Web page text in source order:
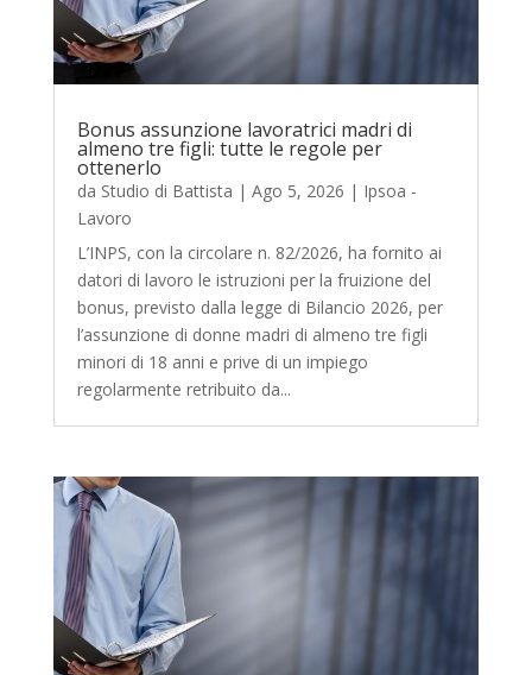
Bonus assunzione lavoratrici madri di
almeno tre figli: tutte le regole per
ottenerlo
da Studio di Battista | Ago 5, 2026 | Ipsoa -
Lavoro
L’INPS, con la circolare n. 82/2026, ha fornito ai
datori di lavoro le istruzioni per la fruizione del
bonus, previsto dalla legge di Bilancio 2026, per
l’assunzione di donne madri di almeno tre figli
minori di 18 anni e prive di un impiego
regolarmente retribuito da...